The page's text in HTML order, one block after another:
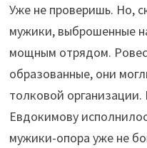
Уже не проверишь. Но,
мужики, выброшенные
мощным отрядом.
образованные, они
толковой
Евдокимову
мужики-опора уже не